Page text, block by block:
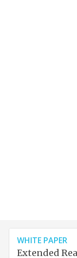
WHITE PAPER
Extended